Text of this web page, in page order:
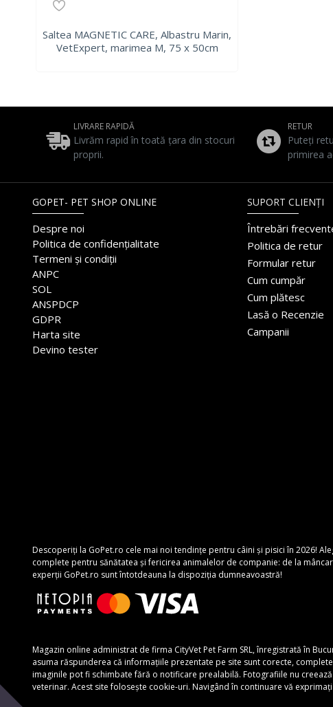
Saltea MAGNETIC CARE, Albastru Marin,
VetExpert, marimea M, 75 x 50cm
LIVRARE RAPIDĂ
Livrăm rapid în toată țara din stocuri
proprii.
RETUR
Puteți
primirea
GOPET- PET SHOP ONLINE
Despre noi
Politica de confidențialitate
Termeni și condiții
ANPC
SOL
ANSPDCP
GDPR
Harta site
Devino tester
SUPORT CLIENȚI
Întrebări
Politica de retur
Formular retur
Cum cumpăr
Cum plătesc
Lasă o Recenzie
Campanii
Descoperiți la GoPet.ro cele mai noi tendințe pentru câini și pisici în 2026!
complete pentru sănătatea și fericirea animalelor de companie: de la
experții GoPet.ro sunt întotdeauna la dispoziția dumneavoastră!
Magazin online administrat de firma CityVet Pet Farm SRL, înregistrată în
asuma răspunderea că informațiile prezentate pe site sunt corecte,
imaginile pot fi schimbate fără o notificare prealabilă. Fotografiile nu
veterinar. Acest site folosește cookie-uri. Navigând în continuare vă